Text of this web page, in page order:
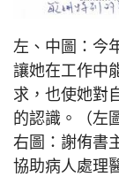
左、中圖：今
讓她在工作中
求，也使她對
的認識。（左
右圖：謝侑書
協助病人處理